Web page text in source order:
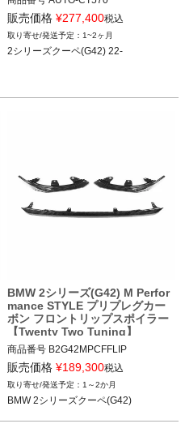
CT570
2シリーズクーペ(G42) 22-
販売価格 ¥277,400税込
1~2ヶ月
2シリーズクーペ(G42) 22-
BMW 2シリーズ(G42) M Perfor
mance STYLE プリプレグカー
ボン フロントリップスポイラー
【Twenty Two Tuning】
商品番号 B2G42MPCFFLIP
B2G42MPCFFLIP
12TTT"BMW 2 SERIES (G42) M PERF
ORMANCE STYLE CARBON FIBRE F
RONT LIP SPOILER"
販売価格 ¥189,300税込
1～2か月
BMW 2シリーズクーペ(G42)